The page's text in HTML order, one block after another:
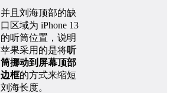
并且刘海顶部的缺
口区域为 iPhone 13
的听筒位置，说明
苹果采用的是将听
筒挪动到屏幕顶部
边框的方式来缩短
刘海长度。